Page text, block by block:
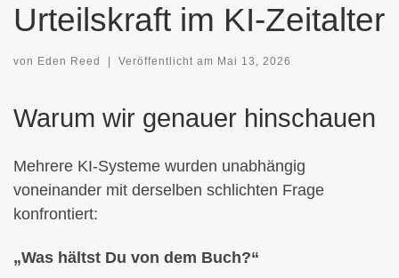
Urteilskraft im KI-Zeitalter
von Eden Reed Veröffentlicht am Mai 13, 2026
Warum wir genauer hinschauen
Mehrere KI-Systeme wurden unabhängig
voneinander mit derselben schlichten Frage
konfrontiert:
„Was hältst Du von dem Buch?“